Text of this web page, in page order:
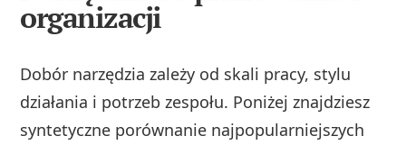
organizacji
Dobór narzędzia zależy od skali pracy, stylu
działania i potrzeb zespołu. Poniżej znajdziesz
syntetyczne porównanie najpopularniejszych